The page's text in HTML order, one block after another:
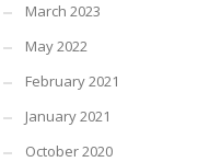
March 2023
May 2022
February 2021
January 2021
October 2020